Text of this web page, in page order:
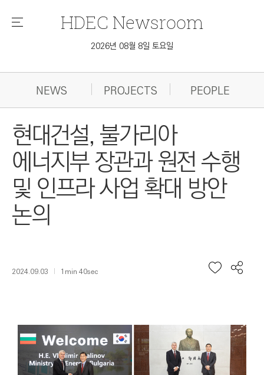
메
HDEC Newsroom
2026년 08월 8일 토요일
NEWS PROJECTS PEOPLE
현대건설, 불가리아
에너지부 장관과 원전 수행
및 인프라 사업 확대 방안
논의
2024.09.03 1min 40sec